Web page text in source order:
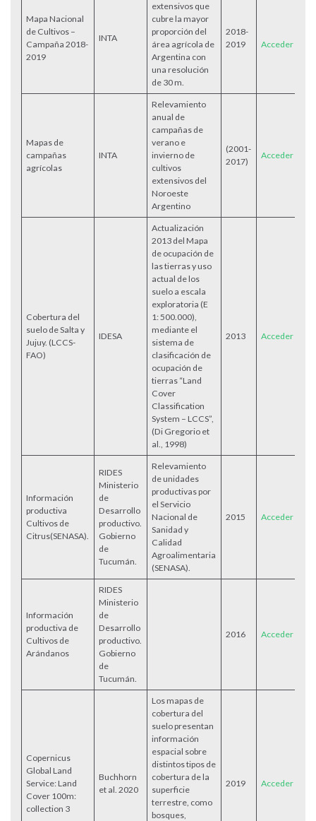
Mapa Nacional
de Cultivos –
Campaña 2018-
2019
INTA
extensivos que
cubre la mayor
proporción del
área agrícola de
Argentina con
una resolución
de 30 m.
2018-
2019
Acceder
Mapas de
campañas
agrícolas
INTA
Relevamiento
anual de
campañas de
verano e
invierno de
cultivos
extensivos del
Noroeste
Argentino
(2001-
2017)
Acceder
Cobertura del
suelo de Salta y
Jujuy. (LCCS-
FAO)
IDESA
Actualización
2013 del Mapa
de ocupación de
las tierras y uso
actual de los
suelo a escala
exploratoria (E
1: 500.000),
mediante el
sistema de
clasificación de
ocupación de
tierras “Land
Cover
Classification
System – LCCS”,
(Di Gregorio et
al., 1998)
2013 Acceder
Información
productiva
Cultivos de
Citrus(SENASA).
RIDES
Ministerio
de
Desarrollo
productivo.
Gobierno
de
Tucumán.
Relevamiento
de unidades
productivas por
el Servicio
Nacional de
Sanidad y
Calidad
Agroalimentaria
(SENASA).
2015 Acceder
Información
productiva de
Cultivos de
Arándanos
RIDES
Ministerio
de
Desarrollo
productivo.
Gobierno
de
Tucumán.
2016 Acceder
Copernicus
Global Land
Service: Land
Cover 100m:
collection 3
Buchhorn
et al. 2020
Los mapas de
cobertura del
suelo presentan
información
espacial sobre
distintos tipos de
cobertura de la
superficie
terrestre, como
bosques,
2019 Acceder